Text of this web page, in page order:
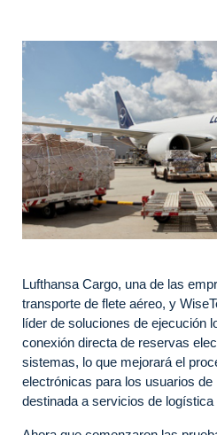
Lufthansa Cargo, una de las
transporte de flete aéreo, y
líder de soluciones de ejecución
conexión directa de reservas
sistemas, lo que mejorará el
electrónicas para los usuarios
destinada a servicios de logística